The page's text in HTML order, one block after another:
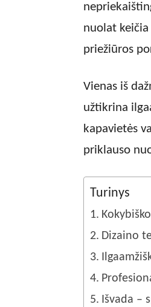
nuolat
priežiūros
Vienas iš
užtikrina
kapavietės
priklauso
Turinys
Dizaino
Išvada –